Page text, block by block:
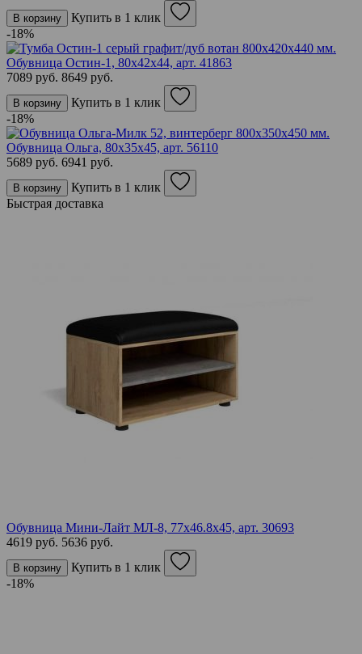
В корзину
Купить в 1 клик
-18%
Обувница Остин-1, 80х42х44, арт. 41863
7089 руб. 8649 руб.
В корзину
Купить в 1 клик
-18%
Обувница Ольга, 80х35х45, арт. 56110
5689 руб. 6941 руб.
В корзину
Купить в 1 клик
Быстрая доставка
Обувница Мини-Лайт МЛ-8, 77х46.8х45, арт. 30693
4619 руб. 5636 руб.
В корзину
Купить в 1 клик
-18%